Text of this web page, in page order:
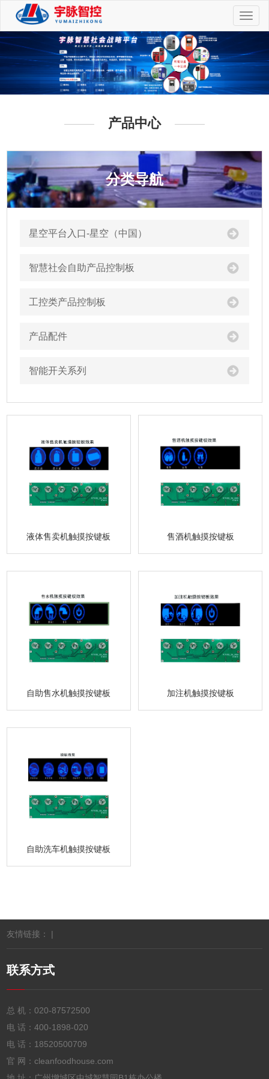
切
换
航
产品中心
分类导航
星空平台入口-星空（中国）
智慧社会自助产品控制板
工控类产品控制板
产品配件
智能开关系列
液体售卖机触摸按键板 售酒机触摸按键板
自助售水机触摸按键板 加注机触摸按键板
自助洗车机触摸按键板
友情链接： |
联系方式
总 机：020-87572500
电 话：400-1898-020
电 话： 18520500709
官 网：cleanfoodhouse.com